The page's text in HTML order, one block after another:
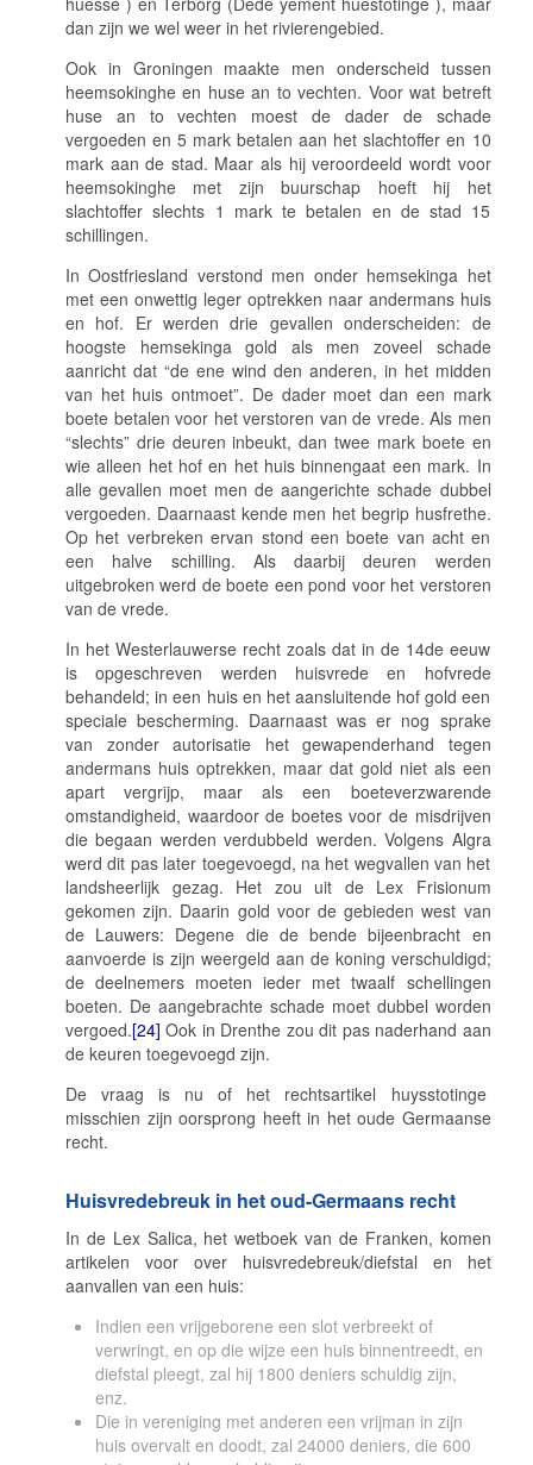
dan zijn we wel weer in het rivierengebied.
Ook in Groningen maakte men onderscheid tussen
heemsokinghe en huse an to vechten. Voor wat betreft
huse an to vechten moest de dader de schade
vergoeden en 5 mark betalen aan het slachtoffer en 10
mark aan de stad. Maar als hij veroordeeld wordt voor
heemsokinghe met zijn buurschap hoeft hij het
slachtoffer slechts 1 mark te betalen en de stad 15
schillingen.
In Oostfriesland verstond men onder hemsekinga het
met een onwettig leger optrekken naar andermans huis
en hof. Er werden drie gevallen onderscheiden: de
hoogste hemsekinga gold als men zoveel schade
aanricht dat “de ene wind den anderen, in het midden
van het huis ontmoet”. De dader moet dan een mark
boete betalen voor het verstoren van de vrede. Als men
“slechts” drie deuren inbeukt, dan twee mark boete en
wie alleen het hof en het huis binnengaat een mark. In
alle gevallen moet men de aangerichte schade dubbel
vergoeden. Daarnaast kende men het begrip husfrethe.
Op het verbreken ervan stond een boete van acht en
een halve schilling. Als daarbij deuren werden
uitgebroken werd de boete een pond voor het verstoren
van de vrede.
In het Westerlauwerse recht zoals dat in de 14de eeuw
is opgeschreven werden huisvrede en hofvrede
behandeld; in een huis en het aansluitende hof gold een
speciale bescherming. Daarnaast was er nog sprake
van zonder autorisatie het gewapenderhand tegen
andermans huis optrekken, maar dat gold niet als een
apart vergrijp, maar als een boeteverzwarende
omstandigheid, waardoor de boetes voor de misdrijven
die begaan werden verdubbeld werden. Volgens Algra
werd dit pas later toegevoegd, na het wegvallen van het
landsheerlijk gezag. Het zou uit de Lex Frisionum
gekomen zijn. Daarin gold voor de gebieden west van
de Lauwers: Degene die de bende bijeenbracht en
aanvoerde is zijn weergeld aan de koning verschuldigd;
de deelnemers moeten ieder met twaalf schellingen
boeten. De aangebrachte schade moet dubbel worden
vergoed.[24] Ook in Drenthe zou dit pas naderhand aan
de keuren toegevoegd zijn.
De vraag is nu of het rechtsartikel huysstotinge
misschien zijn oorsprong heeft in het oude Germaanse
recht.
Huisvredebreuk in het oud-Germaans recht
In de Lex Salica, het wetboek van de Franken, komen
artikelen voor over huisvredebreuk/diefstal en het
aanvallen van een huis:
Indien een vrijgeborene een slot verbreekt of
verwringt, en op die wijze een huis binnentreedt, en
diefstal pleegt, zal hij 1800 deniers schuldig zijn,
enz.
Die in vereniging met anderen een vrijman in zijn
huis overvalt en doodt, zal 24000 deniers, die 600